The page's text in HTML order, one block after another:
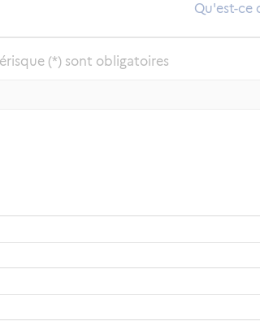
Qu'est-ce
(*) sont obligatoires